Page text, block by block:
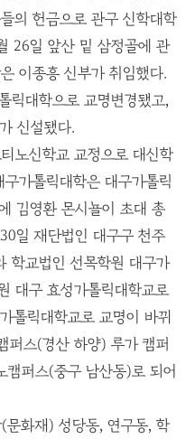
의 헌금으로 관구 신학대학
26일 앞산 밑 삼정골에 관
이종흥 신부가 취임했다.
릭대학으로 교명변경됐고,
신설됐다.
노신학교 교정으로 대신학
가톨릭대학은 대구가톨릭
김영환 몬시뇰이 초대 총
일 재단법인 대구구 천주
학교법인 선목학원 대구가
대구 효성가톨릭대학교로
톨릭대학교로 교명이 바뀌
퍼스(경산 하양) 루가 캠퍼
캠퍼스(중구 남산동)로 되어
문화재) 성당동, 연구동, 학